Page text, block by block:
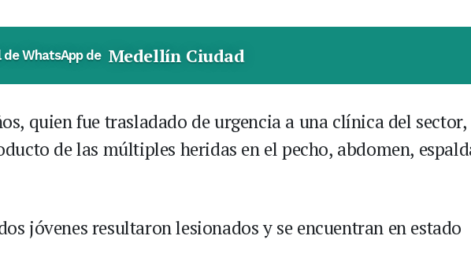
de WhatsApp de Medellín Ciudad
quien fue trasladado de urgencia a una clínica del sector,
de las múltiples heridas en el pecho, abdomen,
jóvenes resultaron lesionados y se encuentran en estado